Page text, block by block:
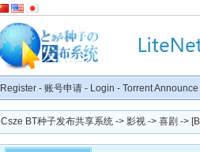
Register - 账号申请 - Login - Torrent Announce
Csze BT种子发布共享系统 -> 影视 -> 喜剧 ->